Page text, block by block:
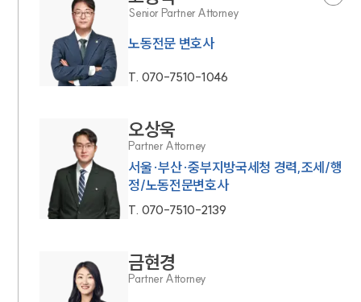
Senior Partner Attorney
노동전문 변호사
T. 070-7510-1046
오상욱
Partner Attorney
서울·부산·중부지방국세청 경력,조세/행
정/노동전문변호사
T. 070-7510-2139
금현경
Partner Attorney